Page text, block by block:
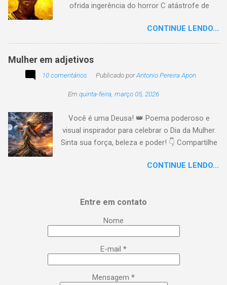
ofrida ingerência do horror C atástrofe de
tempo o preito N egritude sempre linda C ultura
multicolor I rmanados na cidadania A gentes
CONTINUE LENDO...
Mulher em adjetivos
10 comentários Publicado porAntonio Pereira Apon
Em quinta-feira, março 05, 2026
Você é uma Deusa! 👑 Poema poderoso e
visual inspirador para celebrar o Dia da Mulher.
Sinta sua força, beleza e poder! 👇 Compartilhe
arrepios! 👇 Este poema/música é uma
capturar a essência da mulher em todas as
suas facetas: da força de uma guerreira à
delicadeza de uma musa, da inteligência
brilhante à sensualidade inspiradora. É um
lembrete lírico de que você é uma Deusa:
poderosa, empoderada, transformadora e,
acima de tudo, extraordinária. Esse é o seu
CONTINUE LENDO...
Entre em contato
Nome
E-mail *
Mensagem *